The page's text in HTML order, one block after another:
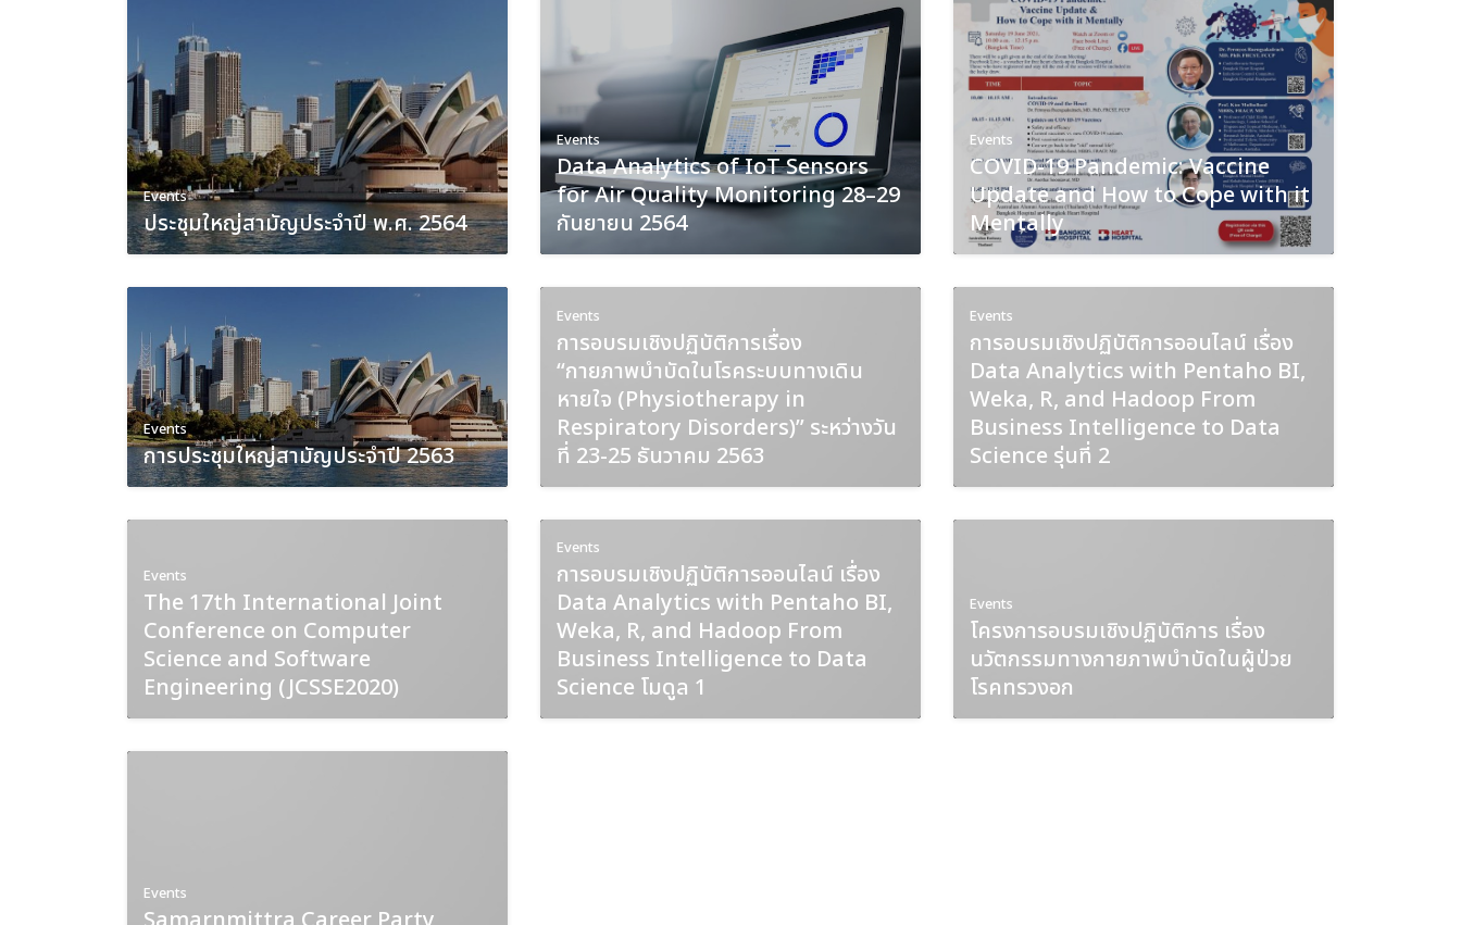
Search
for:
Events
ประชุมใหญ่สามัญประจำปี พ.ศ. 2564
Events
Data Analytics of IoT Sensors
for Air Quality Monitoring 28–29
กันยายน 2564
Events
COVID-19 Pandemic: Vaccine
Update and How to Cope with it
Mentally
Events
การประชุมใหญ่สามัญประจำปี 2563
Events
การอบรมเชิงปฏิบัติการเรื่อง
“กายภาพบำบัดในโรคระบบทางเดิน
หายใจ (Physiotherapy in
Respiratory Disorders)” ระหว่างวัน
ที่ 23-25 ธันวาคม 2563
Events
การอบรมเชิงปฏิบัติการออนไลน์ เรื่อง
Data Analytics with Pentaho BI,
Weka, R, and Hadoop From
Business Intelligence to Data
Science รุ่นที่ 2
Events
The 17th International Joint
Conference on Computer
Science and Software
Engineering (JCSSE2020)
Events
การอบรมเชิงปฏิบัติการออนไลน์ เรื่อง
Data Analytics with Pentaho BI,
Weka, R, and Hadoop From
Business Intelligence to Data
Science โมดูล 1
Events
โครงการอบรมเชิงปฏิบัติการ เรื่อง
นวัตกรรมทางกายภาพบำบัดในผู้ป่วย
โรคทรวงอก
Events